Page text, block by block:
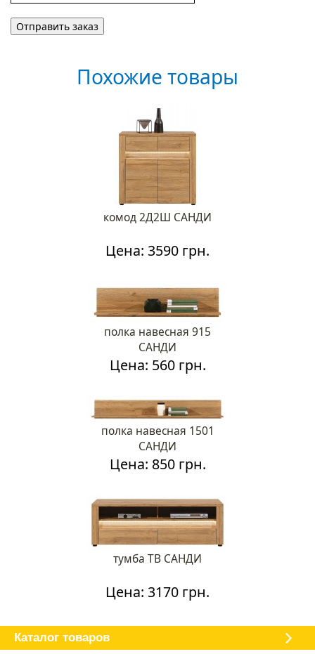
Похожие товары
комод 2Д2Ш САНДИ
Цена: 3590 грн.
полка навесная 915
САНДИ
Цена: 560 грн.
полка навесная 1501
САНДИ
Цена: 850 грн.
тумба ТВ САНДИ
Цена: 3170 грн.
Каталог товаров